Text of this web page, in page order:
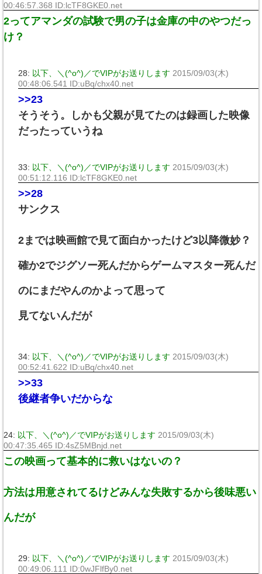
00:46:57.368 ID:lcTF8GKE0.net
2ってアマンダの試験で男の子は金庫の中のやつだっ
け？
28: 以下、＼(^o^)／でVIPがお送りします 2015/09/03(木)
00:48:06.541 ID:uBq/chx40.net
>>23
そうそう。しかも父親が見てたのは録画した映像
だったっていうね
33: 以下、＼(^o^)／でVIPがお送りします 2015/09/03(木)
00:51:12.116 ID:lcTF8GKE0.net
>>28
サンクス
2までは映画館で見て面白かったけど3以降微妙？
確か2でジグソー死んだからゲームマスター死んだ
のにまだやんのかよって思って
見てないんだが
34: 以下、＼(^o^)／でVIPがお送りします 2015/09/03(木)
00:52:41.622 ID:uBq/chx40.net
>>33
後継者争いだからな
24: 以下、＼(^o^)／でVIPがお送りします 2015/09/03(木)
00:47:35.465 ID:4sZ5MBnjd.net
この映画って基本的に救いはないの？
方法は用意されてるけどみんな失敗するから後味悪い
んだが
29: 以下、＼(^o^)／でVIPがお送りします 2015/09/03(木)
00:49:06.111 ID:0wJFlfBy0.net